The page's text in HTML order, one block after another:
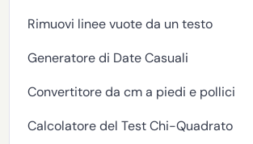
Rimuovi linee vuote da un testo
Generatore di Date Casuali
Convertitore da cm a piedi e pollici
Calcolatore del Test Chi-Quadrato